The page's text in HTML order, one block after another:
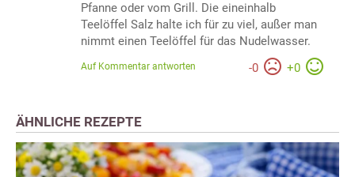
Pfanne oder vom Grill. Die eineinhalb
Teelöffel Salz halte ich für zu viel, außer man
nimmt einen Teelöffel für das Nudelwasser.
-0 +0
Auf Kommentar antworten
ÄHNLICHE REZEPTE